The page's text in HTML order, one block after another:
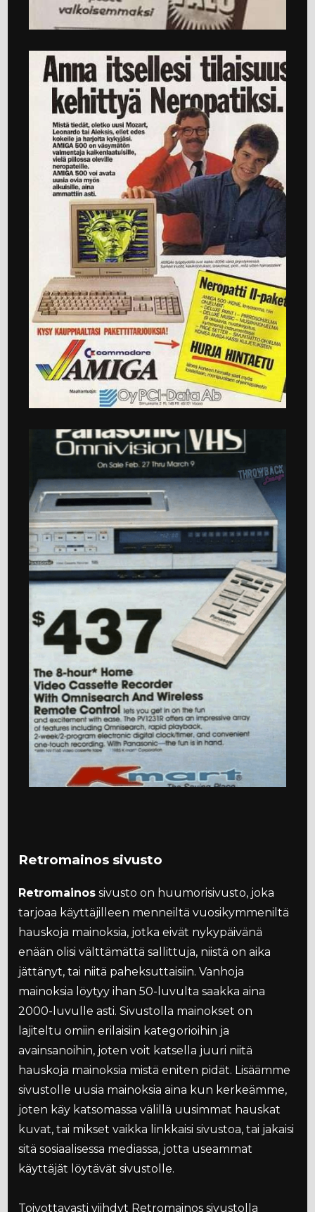
Retromainos sivusto
Retromainos sivusto on huumorisivusto, joka
tarjoaa käyttäjilleen menneiltä vuosikymmeniltä
hauskoja mainoksia, jotka eivät nykypäivänä
enään olisi välttämättä sallittuja, niistä on aika
jättänyt, tai niitä paheksuttaisiin. Vanhoja
mainoksia löytyy ihan 50-luvulta saakka aina
2000-luvulle asti. Sivustolla mainokset on
lajiteltu omiin erilaisiin kategorioihin ja
avainsanoihin, joten voit katsella juuri niitä
hauskoja mainoksia mistä eniten pidät. Lisäämme
sivustolle uusia mainoksia aina kun kerkeämme,
joten käy katsomassa välillä uusimmat hauskat
kuvat, tai mikset vaikka linkkaisi sivustoa, tai jakaisi
sitä sosiaalisessa mediassa, jotta useammat
käyttäjät löytävät sivustolle.
Toivottavasti viihdyt Retromainos sivustolla